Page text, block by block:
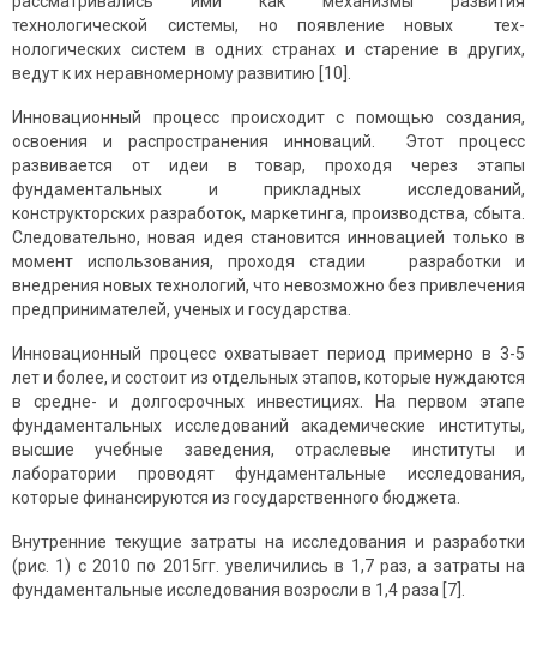
технологической си­стемы, но появление новых тех­
нологических систем в одних странах и старение в других,
ведут к их неравномерному развитию [10].
Инновационный процесс происходит с помощью создания,
освоения и распространения инноваций. Этот процесс
развивается от идеи в товар, проходя через этапы
фундаментальных и прикладных исследований,
конструкторских разработок, маркетинга, производства, сбыта.
Следовательно, новая идея становится инновацией только в
момент использования, проходя стадии разработки и
внедрения новых технологий, что невозможно без привлечения
предпринимателей, ученых и государства.
Инновационный процесс охватывает период примерно в 3-5
лет и более, и состоит из отдельных этапов, которые нуждаются
в средне- и долгосрочных инвестициях. На первом этапе
фундаментальных исследований академические институты,
высшие учебные заведения, отраслевые институты и
лаборатории проводят фундаментальные исследования,
которые финансируются из государственного бюджета.
Внутренние текущие затраты на исследования и разработки
(рис. 1) с 2010 по 2015гг. увеличились в 1,7 раз, а затраты на
фундаментальные исследования возросли в 1,4 раза [7].